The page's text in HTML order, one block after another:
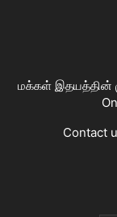
மக்கள் இதயத்தின்
Contact